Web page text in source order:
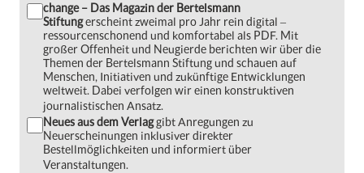
change – Das Magazin der Bertelsmann
Stiftungerscheint zweimal pro Jahr rein digital ‒
ressourcenschonend und komfortabel als PDF. Mit
großer Offenheit und Neugierde berichten wir über die
Themen der Bertelsmann Stiftung und schauen auf
Menschen, Initiativen und zukünftige Entwicklungen
weltweit. Dabei verfolgen wir einen konstruktiven
journalistischen Ansatz.
Neues aus dem Verlaggibt Anregungen zu
Neuerscheinungen inklusiver direkter
Bestellmöglichkeiten und informiert über
Veranstaltungen.